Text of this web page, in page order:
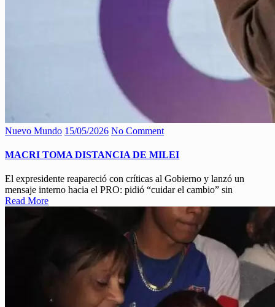
Nuevo Mundo 15/05/2026 No Comment
MACRI TOMA DISTANCIA DE MILEI
El expresidente reapareció con críticas al Gobierno y lanzó un
mensaje interno hacia el PRO: pidió “cuidar el cambio” sin
Read More